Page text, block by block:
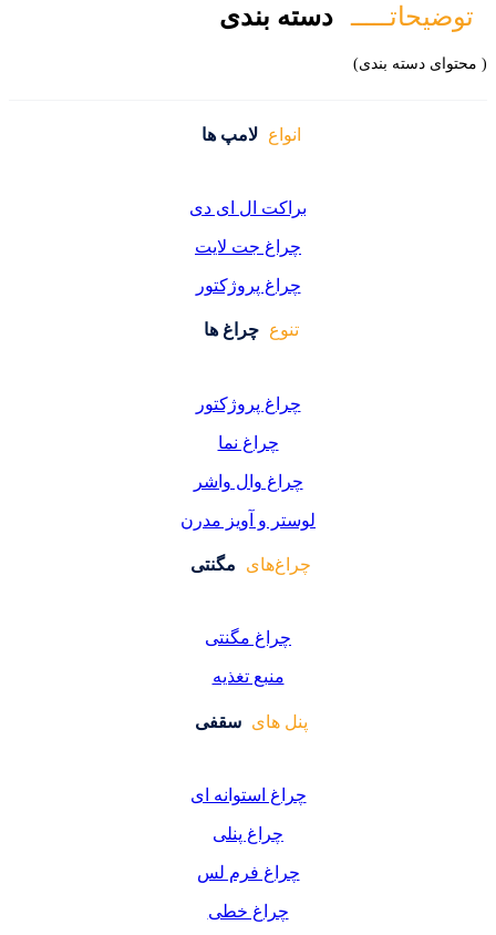
توضیحاتـــــ دسته بندی
( محتوای دسته بندی)
انواع لامپ ها
براکت ال ای دی
چراغ جت لایت
چراغ پروژکتور
تنوع چراغ ها
چراغ پروژکتور
چراغ نما
چراغ وال واشر
لوستر و آویز مدرن
چراغ‌های مگنتی
چراغ مگنتی
منبع تغذیه
پنل های سقفی
چراغ استوانه ای
چراغ پنلی
چراغ فرم لس
چراغ خطی